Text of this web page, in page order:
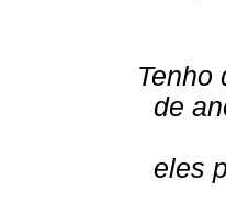
Tenho
de
eles